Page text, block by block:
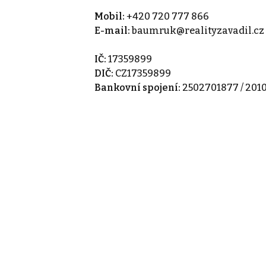
Mobil: +420 720 777 866
E-mail: baumruk@realityzavadil.cz
IČ: 17359899
DIČ: CZ17359899
Bankovní spojení: 2502701877 /